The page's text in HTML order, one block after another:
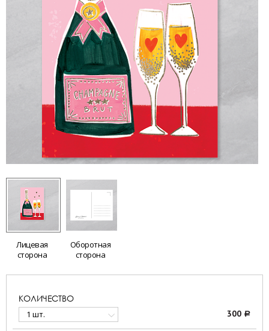
Лицевая
сторона
Оборотная
сторона
КОЛИЧЕСТВО
1 шт. 300 a